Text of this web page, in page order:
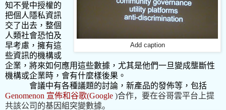
Add caption
知不覺中授權的
把個人隱私資訊
交了出去，整個
人類社會恐怕及
早考慮，擁有這
些資訊的機構或
企業，將來如何應用這些數據，尤其是他們一旦變成壟斷性
機構或企業時，會有什麼樣後果。
會議中有各種議題的討論，新產品的發佈等，包括
Genomenon 宣佈和谷歌(Google )合作，要在谷哥雲平台上提
共該公司的基因組突變數據。